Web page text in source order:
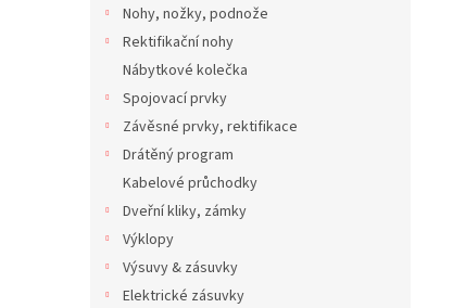
Nohy, nožky, podnože
Rektifikační nohy
Nábytkové kolečka
Spojovací prvky
Závěsné prvky, rektifikace
Drátěný program
Kabelové průchodky
Dveřní kliky, zámky
Výklopy
Výsuvy & zásuvky
Elektrické zásuvky